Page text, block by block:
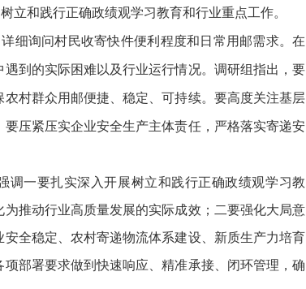
树立和践行正确政绩观学习教育和行业重点工作。
细询问村民收寄快件便利程度和日常用邮需求。在
到的实际困难以及行业运行情况。调研组指出，要
村群众用邮便捷、稳定、可持续。要高度关注基层
压紧压实企业安全生产主体责任，严格落实寄递安
调一要扎实深入开展树立和践行正确政绩观学习教
推动行业高质量发展的实际成效；二要强化大局意
全稳定、农村寄递物流体系建设、新质生产力培育
部署要求做到快速响应、精准承接、闭环管理，确